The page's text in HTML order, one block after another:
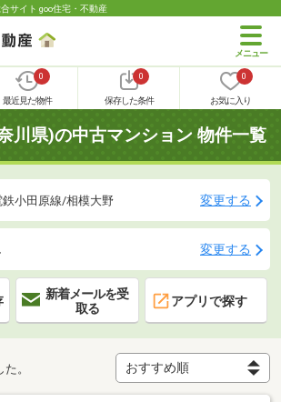
サイト goo住宅・不動産
0
最近見た物件
0
保存した条件
0
お気に入り
川県)の中古マンション 物件一覧
鉄小田原線/相模大野 変更する
変更する
新着メールを受
取る
アプリで探す
。